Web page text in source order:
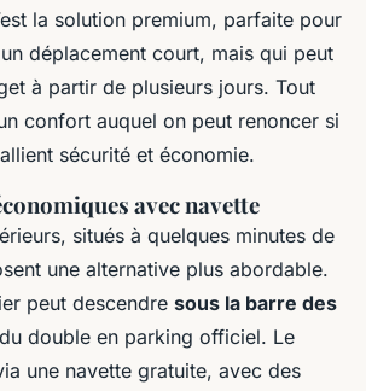
la solution premium, parfaite pour
déplacement court, mais qui peut
à partir de plusieurs jours. Tout
confort auquel on peut renoncer si
sécurité et économie.
avec navette
situés à quelques minutes de
une alternative plus abordable.
peut descendre sous la barre des
double en parking officiel. Le
une navette gratuite, avec des